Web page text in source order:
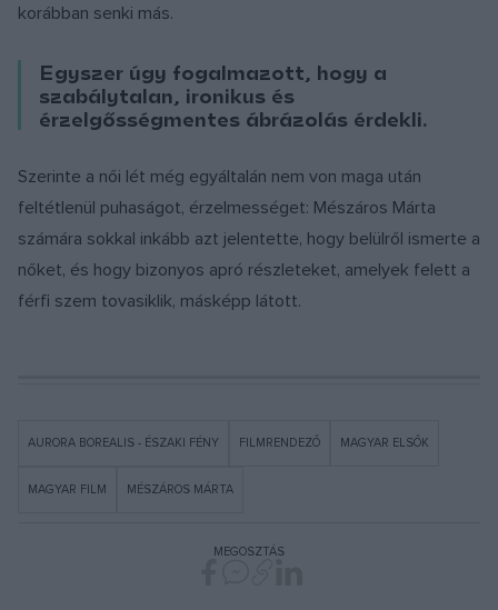
korábban senki más.
Egyszer úgy fogalmazott, hogy a
szabálytalan, ironikus és
érzelgősségmentes ábrázolás érdekli.
Szerinte a női lét még egyáltalán nem von maga után
feltétlenül puhaságot, érzelmességet: Mészáros Márta
számára sokkal inkább azt jelentette, hogy belülről ismerte a
nőket, és hogy bizonyos apró részleteket, amelyek felett a
férfi szem tovasiklik, másképp látott.
AURORA BOREALIS - ÉSZAKI FÉNY FILMRENDEZŐ MAGYAR ELSŐK
MAGYAR FILM MÉSZÁROS MÁRTA
MEGOSZTÁS